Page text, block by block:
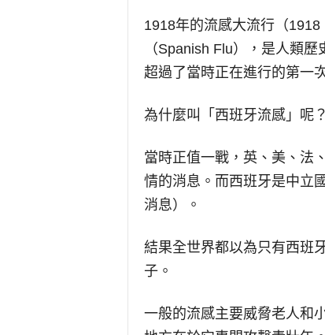
1918年的流感大流行（1918
（Spanish Flu），是人類
超過了當時正在進行的第一
為什麼叫「西班牙流感」呢
當時正值一戰，英、美、法
情的消息。而西班牙是中立
消息）。
結果全世界都以為只有西班
子。
一般的流感主要威脅老人和